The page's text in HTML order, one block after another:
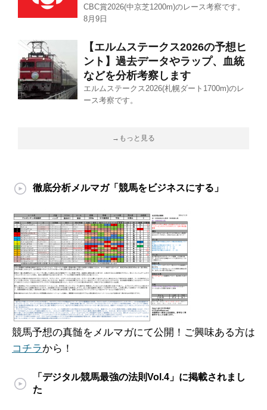
CBC賞2026(中京芝1200m)のレース考察です。
8月9日
【エルムステークス2026の予想ヒ
ント】過去データやラップ、血統
などを分析考察します
エルムステークス2026(札幌ダート1700m)のレ
ース考察です。
→もっと見る
徹底分析メルマガ「競馬をビジネスにする」
競馬予想の真髄をメルマガにて公開！ご興味ある方は
コチラ から！
「デジタル競馬最強の法則Vol.4」に掲載されまし
た